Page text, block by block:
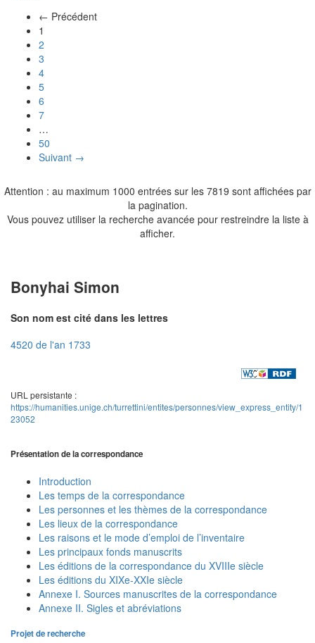
← Précédent
1
2
3
4
5
6
7
…
50
Suivant →
Attention : au maximum 1000 entrées sur les 7819 sont affichées par
la pagination.
Vous pouvez utiliser la recherche avancée pour restreindre la liste à
afficher.
Bonyhai Simon
Son nom est cité dans les lettres
4520 de l'an 1733
URL persistante :
https://humanities.unige.ch/turrettini/entites/personnes/view_express_entity/1
23052
Présentation de la correspondance
Introduction
Les temps de la correspondance
Les personnes et les thèmes de la correspondance
Les lieux de la correspondance
Les raisons et le mode d’emploi de l’inventaire
Les principaux fonds manuscrits
Les éditions de la correspondance du XVIIIe siècle
Les éditions du XIXe-XXIe siècle
Annexe I. Sources manuscrites de la correspondance
Annexe II. Sigles et abréviations
Projet de recherche